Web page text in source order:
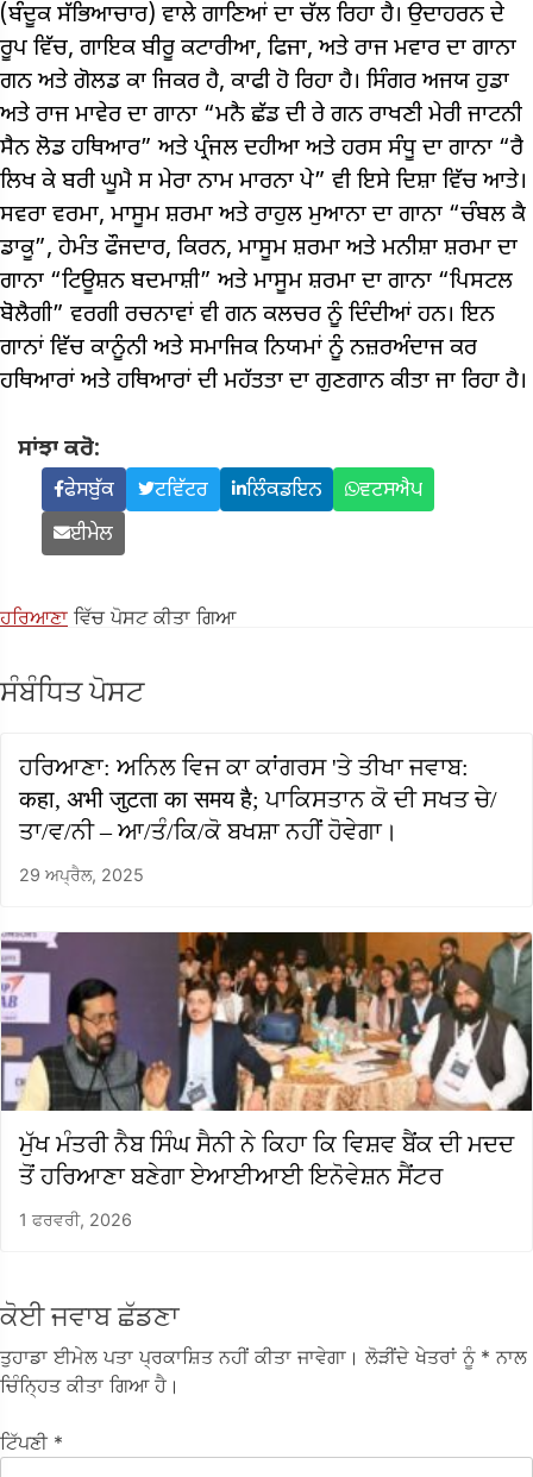
(ਬੰਦੂਕ ਸੱਭਿਆਚਾਰ) ਵਾਲੇ ਗਾਣਿਆਂ ਦਾ ਚੱਲ ਰਿਹਾ ਹੈ। ਉਦਾਹਰਨ ਦੇ
ਰੂਪ ਵਿੱਚ, ਗਾਇਕ ਬੀਰੂ ਕਟਾਰੀਆ, ਫਿਜਾ, ਅਤੇ ਰਾਜ ਮਵਾਰ ਦਾ ਗਾਨਾ
ਗਨ ਅਤੇ ਗੋਲਡ ਕਾ ਜਿਕਰ ਹੈ, ਕਾਫੀ ਹੋ ਰਿਹਾ ਹੈ। ਸਿੰਗਰ ਅਜਯ ਹੁਡਾ
ਅਤੇ ਰਾਜ ਮਾਵੇਰ ਦਾ ਗਾਨਾ “ਮਨੈ ਛੱਡ ਦੀ ਰੇ ਗਨ ਰਾਖਣੀ ਮੇਰੀ ਜਾਟਨੀ
ਸੈਨ ਲੋਡ ਹਥਿਆਰ” ਅਤੇ ਪ੍ਰੰਜਲ ਦਹੀਆ ਅਤੇ ਹਰਸ ਸੰਧੂ ਦਾ ਗਾਨਾ “ਰੈ
ਲਿਖ ਕੇ ਬਰੀ ਘੂਮੈ ਸ ਮੇਰਾ ਨਾਮ ਮਾਰਨਾ ਪੇ” ਵੀ ਇਸੇ ਦਿਸ਼ਾ ਵਿੱਚ ਆਤੇ।
ਸਵਰਾ ਵਰਮਾ, ਮਾਸੂਮ ਸ਼ਰਮਾ ਅਤੇ ਰਾਹੁਲ ਮੁਆਨਾ ਦਾ ਗਾਨਾ “ਚੰਬਲ ਕੈ
ਡਾਕੂ”, ਹੇਮੰਤ ਫੌਜਦਾਰ, ਕਿਰਨ, ਮਾਸੂਮ ਸ਼ਰਮਾ ਅਤੇ ਮਨੀਸ਼ਾ ਸ਼ਰਮਾ ਦਾ
ਗਾਨਾ “ਟਿਊਸ਼ਨ ਬਦਮਾਸ਼ੀ” ਅਤੇ ਮਾਸੂਮ ਸ਼ਰਮਾ ਦਾ ਗਾਨਾ “ਪਿਸਟਲ
ਬੋਲੈਗੀ” ਵਰਗੀ ਰਚਨਾਵਾਂ ਵੀ ਗਨ ਕਲਚਰ ਨੂੰ ਦਿੰਦੀਆਂ ਹਨ। ਇਨ
ਗਾਨਾਂ ਵਿੱਚ ਕਾਨੂੰਨੀ ਅਤੇ ਸਮਾਜਿਕ ਨਿਯਮਾਂ ਨੂੰ ਨਜ਼ਰਅੰਦਾਜ ਕਰ
ਹਥਿਆਰਾਂ ਅਤੇ ਹਥਿਆਰਾਂ ਦੀ ਮਹੱਤਤਾ ਦਾ ਗੁਣਗਾਨ ਕੀਤਾ ਜਾ ਰਿਹਾ ਹੈ।
ਸਾਂਝਾ ਕਰੋ:
ਫੇਸਬੁੱਕ ਟਵਿੱਟਰ ਲਿੰਕਡਇਨ
ਵਟਸਐਪ
ਈਮੇਲ
ਹਰਿਆਣਾ ਵਿੱਚ ਪੋਸਟ ਕੀਤਾ ਗਿਆ
ਸੰਬੰਧਿਤ ਪੋਸਟ
ਹਰਿਆਣਾ: ਅਨਿਲ ਵਿਜ ਕਾ ਕਾਂਗਰਸ 'ਤੇ ਤੀਖਾ ਜਵਾਬ:
कहा, अभी जुटता का समय है; ਪਾਕਿਸਤਾਨ ਕੋ ਦੀ ਸਖਤ ਚੇ/
ਤਾ/ਵ/ਨੀ – ਆ/ਤੰ/ਕਿ/ਕੋ ਬਖਸ਼ਾ ਨਹੀਂ ਹੋਵੇਗਾ।
29 ਅਪ੍ਰੈਲ, 2025
ਮੁੱਖ ਮੰਤਰੀ ਨੈਬ ਸਿੰਘ ਸੈਨੀ ਨੇ ਕਿਹਾ ਕਿ ਵਿਸ਼ਵ ਬੈਂਕ ਦੀ ਮਦਦ
ਤੋਂ ਹਰਿਆਣਾ ਬਣੇਗਾ ਏਆਈਆਈ ਇਨੋਵੇਸ਼ਨ ਸੈਂਟਰ
1 ਫਰਵਰੀ, 2026
ਕੋਈ ਜਵਾਬ ਛੱਡਣਾ
ਤੁਹਾਡਾ ਈਮੇਲ ਪਤਾ ਪ੍ਰਕਾਸ਼ਿਤ ਨਹੀਂ ਕੀਤਾ ਜਾਵੇਗਾ। ਲੋੜੀਂਦੇ ਖੇਤਰਾਂ ਨੂੰ * ਨਾਲ
ਚਿੰਨ੍ਹਿਤ ਕੀਤਾ ਗਿਆ ਹੈ।
ਟਿੱਪਣੀ *